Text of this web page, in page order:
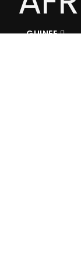
GUINEE